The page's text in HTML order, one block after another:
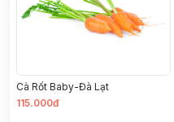
Cà Rốt Baby-Đà Lạt
115.000đ